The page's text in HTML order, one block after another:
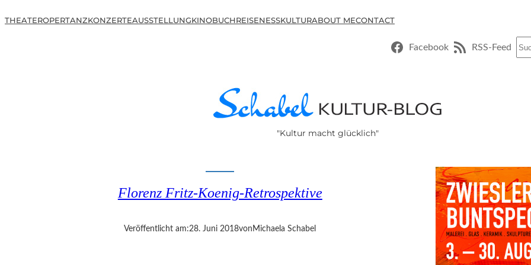
THEATEROPERTANZKONZERTEAUSSTELLUNGKINOBUCHREISENESSKULTURABOUT MECONTACT
Facebook RSS-Feed
"Kultur macht glücklich"
Florenz Fritz-Koenig-Retrospektive
Veröffentlicht am:28. Juni 2018von Michaela Schabel